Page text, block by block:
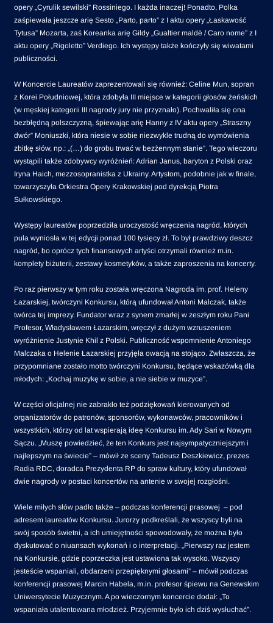
opery „Cyrulik sewilski” Rossiniego. I każda inaczej! Ponadto, Polka
zaśpiewała jeszcze arię Sesto „Parto, parto” z I aktu opery „Łaskawość
Tytusa” Mozarta, zaś Koreanka arię Gildy „Gualtier maldè / Caro nome” z I
aktu opery „Rigoletto” Verdiego. Ich występy także kończyły się wiwatami
publiczności.
W Koncercie Laureatów zaprezentowali się również: Celine Mun, sopran
z Korei Południowej, która zdobyła III miejsce w kategorii głosów żeńskich
(w męskiej kategorii III nagrody jury nie przyznało). Pochwaliła się ona
bezbłędną polszczyzną, śpiewając arię Hanny z IV aktu opery „Straszny
dwór” Moniuszki, która niesie w sobie niezwykle trudną do wymówienia
zbitkę słów, np.: „(…) do grobu trwać w bezżennym stanie”. Tego wieczoru
wystąpili także zdobywcy wyróżnień: Adrian Janus, baryton z Polski oraz
Iryna Haich, mezzosopranistka z Ukrainy. Artystom, podobnie jak w finale,
towarzyszyła Orkiestra Opery Krakowskiej pod dyrekcją Piotra
Sułkowskiego.
Występy laureatów poprzedziła uroczystość wręczenia nagród, których
pula wyniosła w tej edycji ponad 100 tysięcy zł. To był prawdziwy deszcz
nagród, bo oprócz tych finansowych artyści otrzymali również m.in.
komplety biżuterii, zestawy kosmetyków, a także zaproszenia na koncerty.
Po raz pierwszy w tym roku została wręczona Nagroda im. prof. Heleny
Łazarskiej, twórczyni Konkursu, którą ufundował Antoni Malczak, także
twórca tej imprezy. Fundator wraz z synem zmarłej w zeszłym roku Pani
Profesor, Władysławem Łazarskim, wręczył z dużym wzruszeniem
wyróżnienie Justynie Khil z Polski. Publiczność wspomnienie Antoniego
Malczaka o Helenie Łazarskiej przyjęła owacją na stojąco. Zwłaszcza, że
przypomniane zostało motto twórczyni Konkursu, będące wskazówką dla
młodych: „Kochaj muzykę w sobie, a nie siebie w muzyce”.
W części oficjalnej nie zabrakło też podziękowań kierowanych od
organizatorów do patronów, sponsorów, wykonawców, pracowników i
wszystkich, którzy od lat wspierają ideę Konkursu im. Ady Sari w Nowym
Sączu. „Muszę powiedzieć, że ten Konkurs jest najsympatyczniejszym i
najlepszym na świecie” – mówił ze sceny Tadeusz Deszkiewicz, prezes
Radia RDC, doradca Prezydenta RP do spraw kultury, który ufundował
dwie nagrody w postaci koncertów na antenie w swojej rozgłośni.
Wiele miłych słów padło także – podczas konferencji prasowej – pod
adresem laureatów Konkursu. Jurorzy podkreślali, że wszyscy byli na
swój sposób świetni, a ich umiejętności spowodowały, że można było
dyskutować o niuansach wykonań i o interpretacji. „Pierwszy raz jestem
na Konkursie, gdzie poprzeczka jest ustawiona tak wysoko. Wszyscy
jesteście wspaniali, obdarzeni przepięknymi głosami” – mówił podczas
konferencji prasowej Marcin Habela, m.in. profesor śpiewu na Genewskim
Uniwersytecie Muzycznym. A po wieczornym koncercie dodał: „To
wspaniała utalentowana młodzież. Przyjemnie było ich dziś wysłuchać”.